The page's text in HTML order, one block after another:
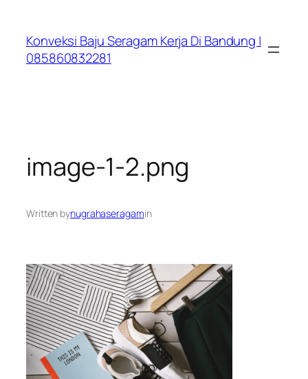
konten
Konveksi Baju Seragam Kerja Di Bandung |
085860832281
image-1-2.png
Written bynugrahaseragamin